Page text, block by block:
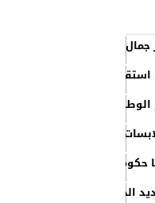
السلال
الفلبين
الروسي
حادثة إطلاق النار في
مصغرا لدعم جهود
بالسواحل والصحاري